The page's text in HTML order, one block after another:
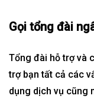
Gọi tổng đài
Tổng đài hỗ trợ và
trợ bạn tất cả các
dụng dịch vụ cũng